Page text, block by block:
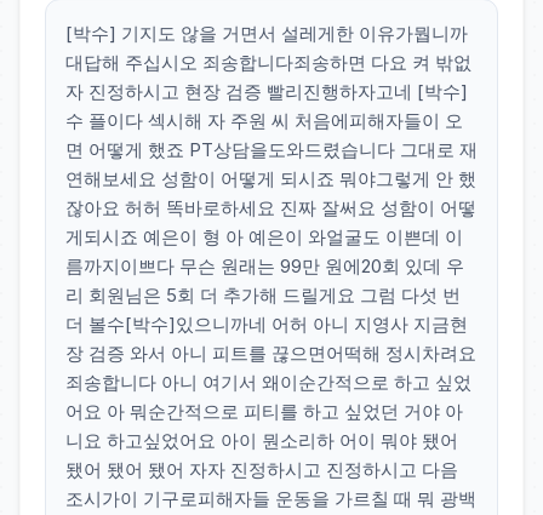
[박수] 기지도 않을 거면서 설레게한 이유가뭡니까
대답해 주십시오 죄송합니다죄송하면 다요 켜 밖없
자 진정하시고 현장 검증 빨리진행하자고네 [박수]
수 플이다 섹시해 자 주원 씨 처음에피해자들이 오
면 어떻게 했죠 PT상담을도와드렸습니다 그대로 재
연해보세요 성함이 어떻게 되시죠 뭐야그렇게 안 했
잖아요 허허 똑바로하세요 진짜 잘써요 성함이 어떻
게되시죠 예은이 형 아 예은이 와얼굴도 이쁜데 이
름까지이쁘다 무슨 원래는 99만 원에20회 있데 우
리 회원님은 5회 더 추가해 드릴게요 그럼 다섯 번
더 볼수[박수]있으니까네 어허 아니 지영사 지금현
장 검증 와서 아니 피트를 끊으면어떡해 정시차려요
죄송합니다 아니 여기서 왜이순간적으로 하고 싶었
어요 아 뭐순간적으로 피티를 하고 싶었던 거야 아
니요 하고싶었어요 아이 뭔소리하 어이 뭐야 됐어
됐어 됐어 됐어 자자 진정하시고 진정하시고 다음
조시가이 기구로피해자들 운동을 가르칠 때 뭐 광백